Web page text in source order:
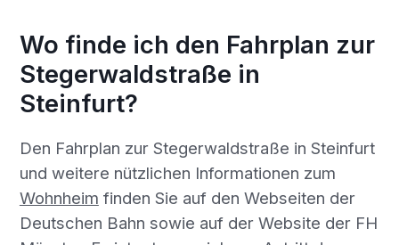
Wo finde ich den Fahrplan zur
Stegerwaldstraße in
Steinfurt?
Den Fahrplan zur Stegerwaldstraße in Steinfurt
und weitere nützlichen Informationen zum
Wohnheim finden Sie auf den Webseiten der
Deutschen Bahn sowie auf der Website der FH